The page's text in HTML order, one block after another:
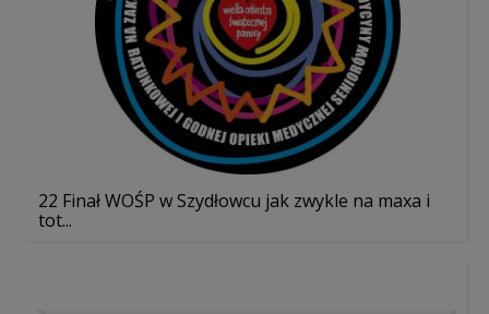
22 Finał WOŚP w Szydłowcu jak zwykle na maxa i
tot...